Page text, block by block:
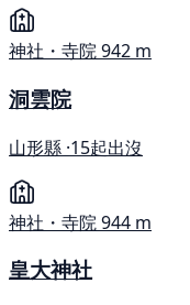
神社・寺院942 m
洞雲院
山形縣 ·15起出沒
神社・寺院944 m
皇大神社